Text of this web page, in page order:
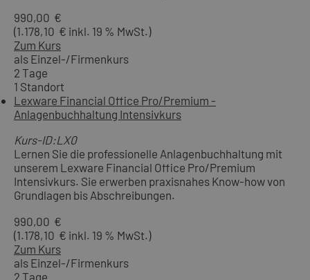
990,00 €
(1.178,10 € inkl. 19 % MwSt.)
Zum Kurs
als Einzel-/Firmenkurs
2 Tage
1 Standort
Lexware Financial Office Pro/Premium -
Anlagenbuchhaltung Intensivkurs
Kurs-ID:LX0
Lernen Sie die professionelle Anlagenbuchhaltung mit
unserem Lexware Financial Office Pro/Premium
Intensivkurs. Sie erwerben praxisnahes Know-how von
Grundlagen bis Abschreibungen.
990,00 €
(1.178,10 € inkl. 19 % MwSt.)
Zum Kurs
als Einzel-/Firmenkurs
2 Tage